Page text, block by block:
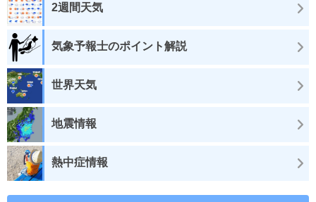
2週間天気
気象予報士のポイント解説
世界天気
地震情報
熱中症情報